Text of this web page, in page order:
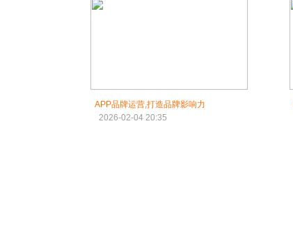
APP品牌运营,打造品牌影响力
2026-02-04 20:35